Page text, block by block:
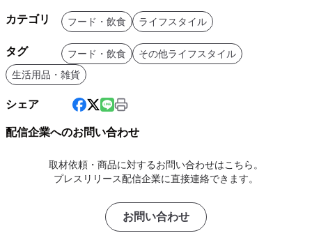
カテゴリ フード・飲食 ライフスタイル
タグ フード・飲食
その他ライフスタイル
生活用品・雑貨
シェア
配信企業へのお問い合わせ
取材依頼・商品に対するお問い合わせはこちら。
プレスリリース配信企業に直接連絡できます。
お問い合わせ